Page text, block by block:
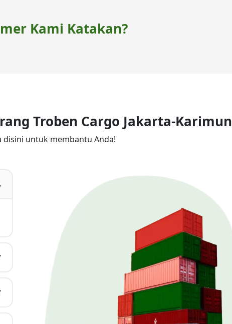
Kami Katakan?
Troben Cargo Jakarta-Karimun
disini untuk membantu Anda!